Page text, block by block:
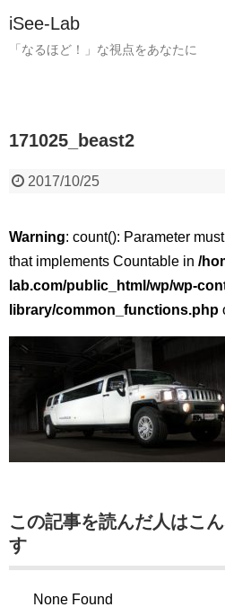
iSee-Lab
「なるほど！」な視点をあなたに
171025_beast2
2017/10/25
Warning: count(): Parameter
that implements Countable in /
lab.com/public_html/wp/wp-
library/common_functions.php
この記事を読んだ人はこ
す
None Found